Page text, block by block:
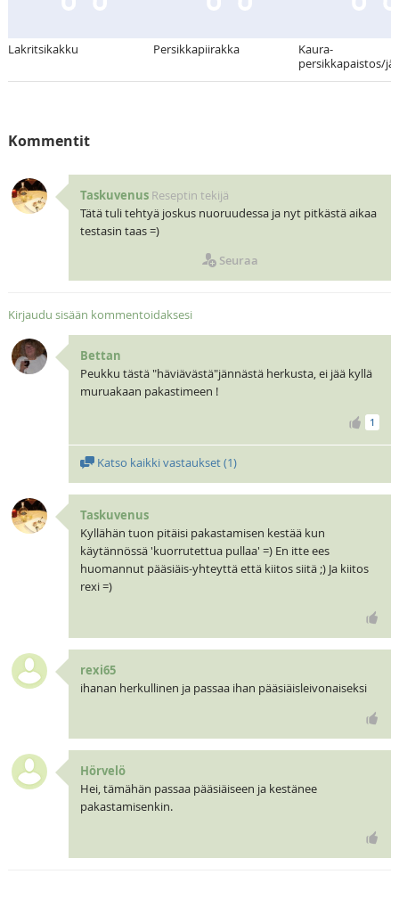
Lakritsikakku Persikkapiirakka
Kaura-
persikkapaistos/
Kommentit
Taskuvenus Reseptin tekijä
Tätä tuli tehtyä joskus nuoruudessa ja nyt pitkästä aikaa
testasin taas =)
Seuraa
Kirjaudu sisään kommentoidaksesi
Bettan
Peukku tästä "häviävästä"jännästä herkusta, ei jää kyllä
muruakaan pakastimeen !
1
Katso kaikki vastaukset (1)
Taskuvenus
Kyllähän tuon pitäisi pakastamisen kestää kun
käytännössä 'kuorrutettua pullaa' =) En itte ees
huomannut pääsiäis-yhteyttä että kiitos siitä ;) Ja kiitos
rexi =)
rexi65
ihanan herkullinen ja passaa ihan pääsiäisleivonaiseksi
Hörvelö
Hei, tämähän passaa pääsiäiseen ja kestänee
pakastamisenkin.